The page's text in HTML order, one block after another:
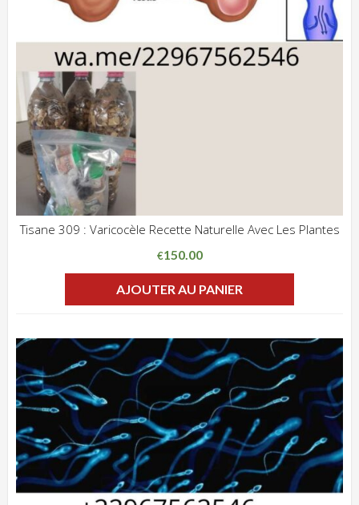
Tisane 309 : Varicocèle Recette Naturelle Avec Les Plantes
€150.00
AJOUTER AU PANIER